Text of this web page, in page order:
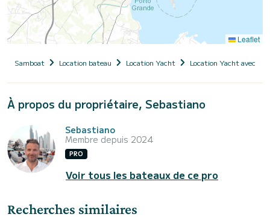
Leaflet
Samboat Location bateau Location Yacht Location Yacht avec
À propos du propriétaire, Sebastiano
Sebastiano
Membre depuis 2024
PRO
Voir tous les bateaux de ce pro
Recherches similaires